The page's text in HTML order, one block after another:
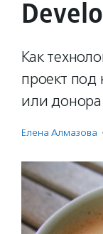
Как
проект под
или
Елена Алмазова